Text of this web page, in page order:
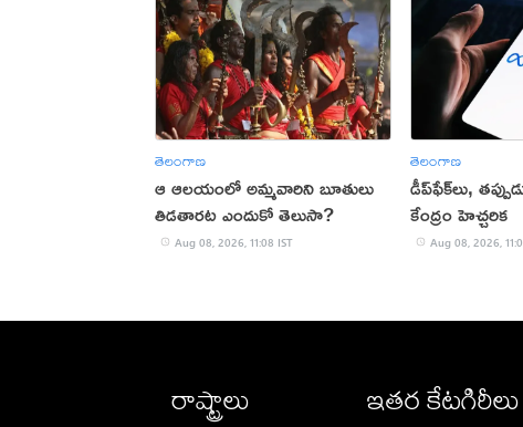
తెలంగాణ
ఆ ఆలయంలో అమ్మవారిని బూతులు
తిడతారట ఎందుకో తెలుసా?
Aug 08, 2026, 11:08 IST
తెలంగాణ
డీప్‌ఫేక్‌లు,
కేంద్రం హెచ్చరిక
Aug 08, 2026,
రాష్ట్రాలు ఇతర కేటగిరీలు